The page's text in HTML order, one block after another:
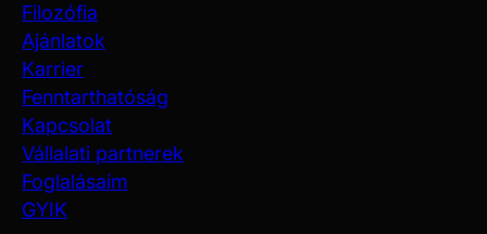
Filozófia
Ajánlatok
Karrier
Fenntarthatóság
Kapcsolat
Vállalati partnerek
Foglalásaim
GYIK